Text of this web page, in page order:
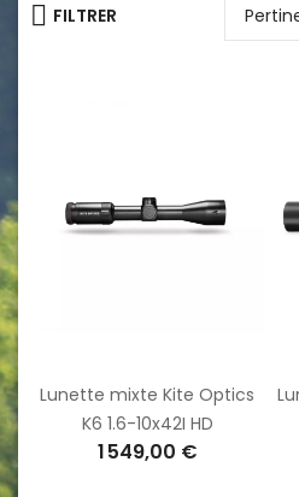
FILTRER
Lunette mixte Kite Optics
K6 1.6-10x42I HD
1 549,00 €